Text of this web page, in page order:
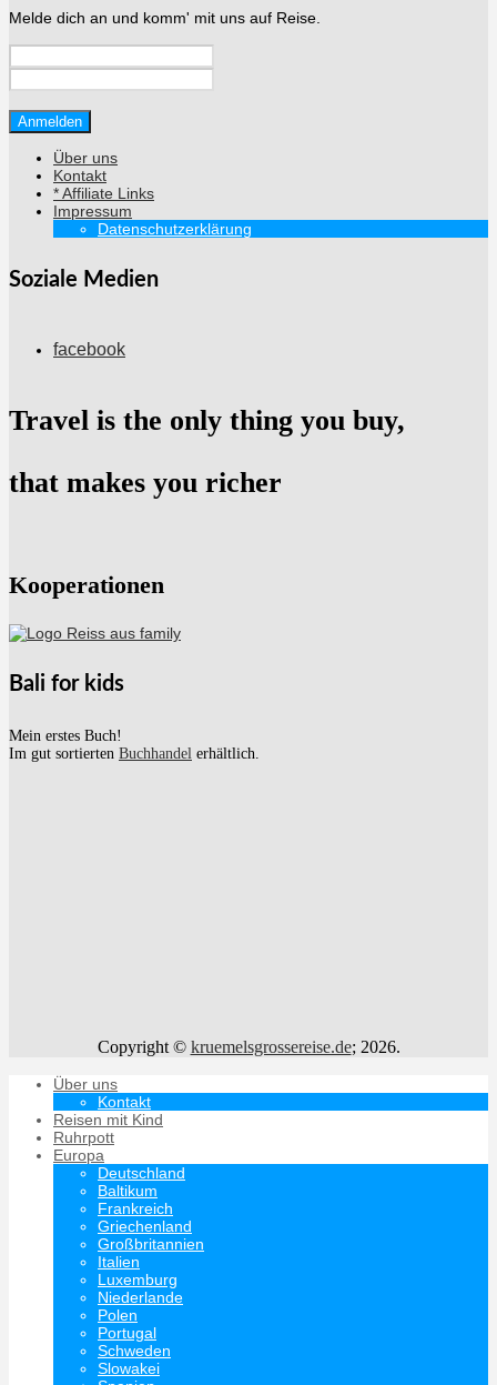
Melde dich an und komm' mit uns auf Reise.
Über uns
Kontakt
* Affiliate Links
Impressum
Datenschutzerklärung
Soziale Medien
facebook
Travel is the only thing you buy,
that makes you richer
Kooperationen
Bali for kids
Mein erstes Buch!
Im gut sortierten Buchhandel erhältlich.
Copyright © kruemelsgrossereise.de; 2026.
Über uns
Kontakt
Reisen mit Kind
Ruhrpott
Europa
Deutschland
Baltikum
Frankreich
Griechenland
Großbritannien
Italien
Luxemburg
Niederlande
Polen
Portugal
Schweden
Slowakei